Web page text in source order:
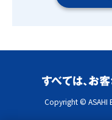
Copyright © ASAHI